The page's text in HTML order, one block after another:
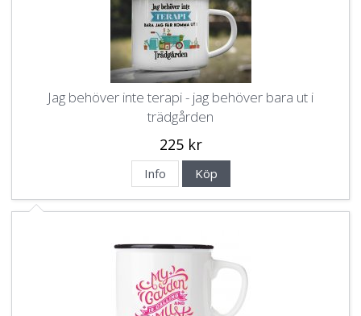
Jag behöver inte terapi - jag behöver bara ut i
trädgården
225 kr
Info Köp